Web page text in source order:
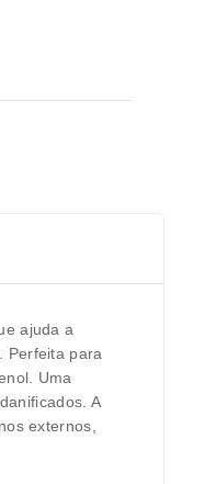
ajuda a
Perfeita para
Uma
A
externos,